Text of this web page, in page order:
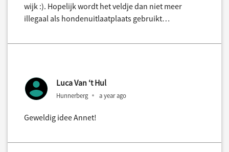
wijk :). Hopelijk wordt het veldje dan niet meer
illegaal als hondenuitlaatplaats gebruikt…
Luca Van ‘t Hul
Hunnerberg a year ago
Geweldig idee Annet!